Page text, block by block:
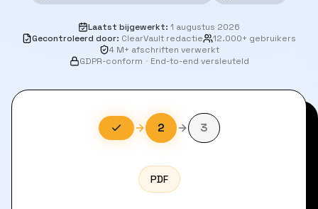
Laatst bijgewerkt: 1 augustus 2026
Gecontroleerd door: ClearVault redactie
12.000+ gebruikers
4 M+ afschriften verwerkt
GDPR-conform · End-to-end versleuteld
2 3
PDF